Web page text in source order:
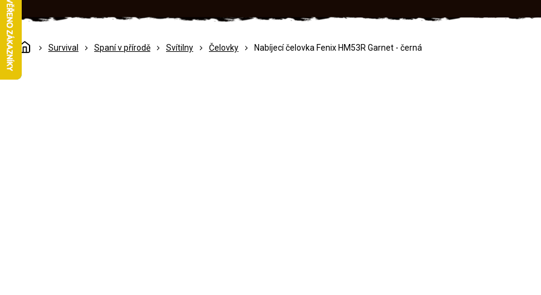
DomůSurvival Spaní v přírodě Svítilny Čelovky Nabíjecí čelovka Fenix HM53R Garnet - černá